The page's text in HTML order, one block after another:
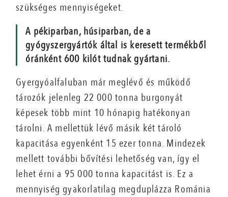
szükséges mennyiségeket.
A pékiparban, húsiparban, de a
gyógyszergyártók által is keresett termékből
óránként 600 kilót tudnak gyártani.
Gyergyóalfaluban már meglévő és működő
tározók jelenleg 22 000 tonna burgonyát
képesek több mint 10 hónapig hatékonyan
tárolni. A mellettük lévő másik két tároló
kapacitása egyenként 15 ezer tonna. Mindezek
mellett további bővítési lehetőség van, így el
lehet érni a 95 000 tonna kapacitást is. Ez a
mennyiség gyakorlatilag megduplázza Románia